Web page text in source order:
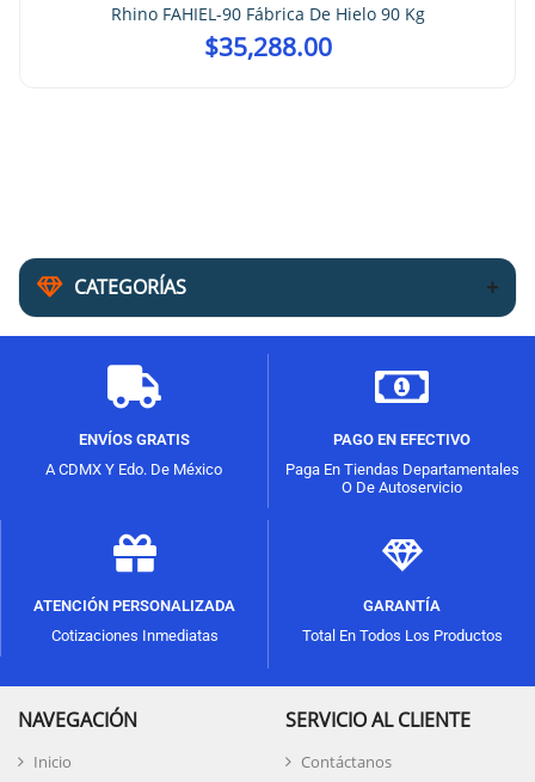
CATEGORÍAS
Rhino FAHIEL-90 Fábrica De Hielo 90 Kg
$35,288.00
ENVÍOS GRATIS
A CDMX Y Edo. De México
PAGO EN EFECTIVO
Paga En Tiendas Departamentales
O De Autoservicio
ATENCIÓN PERSONALIZADA
Cotizaciones Inmediatas
GARANTÍA
Total En Todos Los Productos
NAVEGACIÓN
Inicio
SERVICIO AL CLIENTE
Contáctanos